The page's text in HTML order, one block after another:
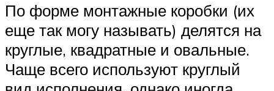
По форме монтажные коробки (их
еще так могу называть) делятся на
круглые, квадратные и овальные.
Чаще всего используют круглый